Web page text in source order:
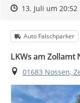
Zeitpunkt des
Zeitpunkt des
13. Juli um 20:52
Kategorie
Auto Falschparker
LKWs am Zollamt
Ort
01683 Nossen,